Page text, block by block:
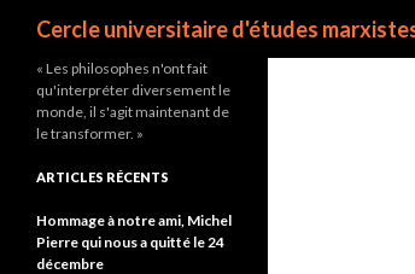
Cercle universitaire d'études
« Les philosophes n'ont fait
qu'interpréter diversement le
monde, il s'agit maintenant de
le transformer. »
ARTICLES RÉCENTS
Hommage à notre ami, Michel
Pierre qui nous a quitté le 24
décembre